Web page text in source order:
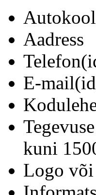
Aadress
E-
kuni
Logo